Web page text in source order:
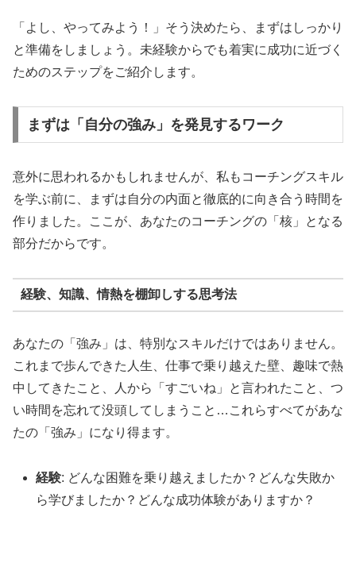
「よし、やってみよう！」そう決めたら、まずはしっかり
と準備をしましょう。未経験からでも着実に成功に近づく
ためのステップをご紹介します。
まずは「自分の強み」を発見するワーク
意外に思われるかもしれませんが、私もコーチングスキル
を学ぶ前に、まずは自分の内面と徹底的に向き合う時間を
作りました。ここが、あなたのコーチングの「核」となる
部分だからです。
経験、知識、情熱を棚卸しする思考法
あなたの「強み」は、特別なスキルだけではありません。
これまで歩んできた人生、仕事で乗り越えた壁、趣味で熱
中してきたこと、人から「すごいね」と言われたこと、つ
い時間を忘れて没頭してしまうこと…これらすべてがあな
たの「強み」になり得ます。
経験: どんな困難を乗り越えましたか？どんな失敗か
ら学びましたか？どんな成功体験がありますか？